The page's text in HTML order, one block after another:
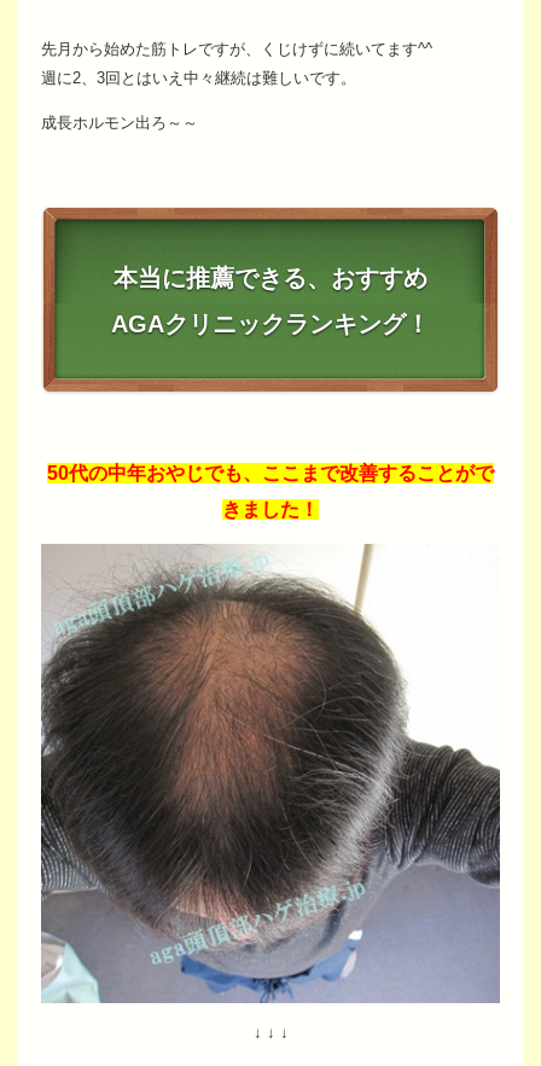
先月から始めた筋トレですが、くじけずに続いてます^^
週に2、3回とはいえ中々継続は難しいです。
成長ホルモン出ろ～～
本当に推薦できる、おすすめ
AGAクリニックランキング！
50代の中年おやじでも、ここまで改善することがで
きました！
↓ ↓ ↓